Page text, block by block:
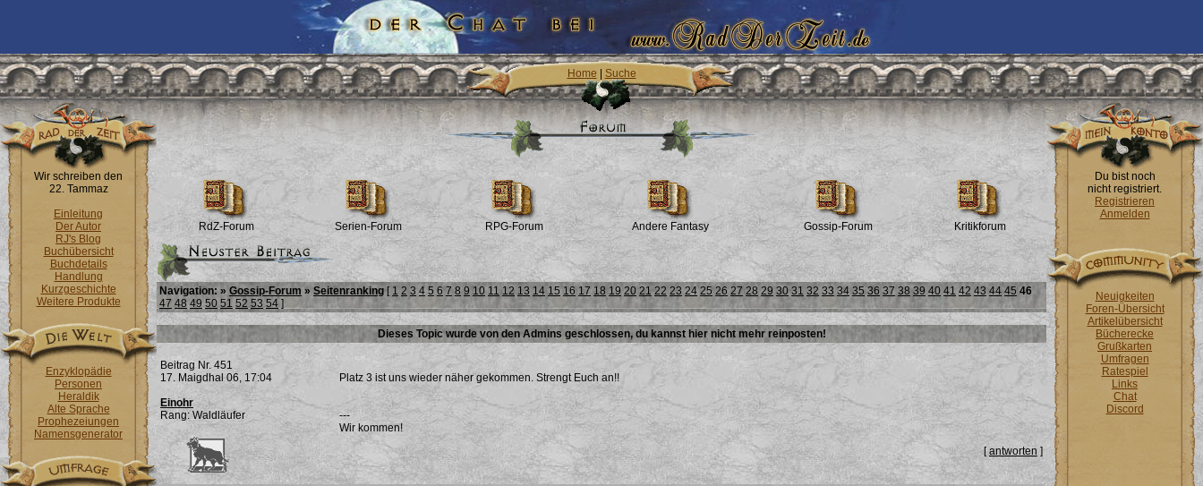
Home Suche
Wir schreiben den
22. Tammaz
Einleitung
Der Autor
RJ's Blog
Buchübersicht
Buchdetails
Handlung
Kurzgeschichte
Weitere Produkte
Enzyklopädie
Personen
Heraldik
Alte Sprache
Prophezeiungen
Namensgenerator
RdZ-Forum Serien-Forum RPG-Forum Andere Fantasy Gossip-Forum Kritikforum
Navigation: » Gossip-Forum » Seitenranking [ 1 2 3 4 5 6 7 8 9 10 11 12 13 14 15 16 17 18 19 20 21 22 23 24 25 26 27 28 29 30 31 32 33 34 35 36 37 38 39 40 41 42 43 44 45 46
47 48 49 50 51 52 53 54 ]
Dieses Topic wurde von den Admins geschlossen, du kannst hier nicht mehr reinposten!
Beitrag Nr. 451
17. Maigdhal 06, 17:04
Einohr
Rang: Waldläufer
Platz 3 ist uns wieder näher gekommen. Strengt Euch an!!
---
Wir kommen!
[antworten]
Du bist noch
nicht registriert.
Registrieren
Anmelden
Neuigkeiten
Foren-Übersicht
Artikelübersicht
Bücherecke
Grußkarten
Umfragen
Ratespiel
Links
Chat
Discord